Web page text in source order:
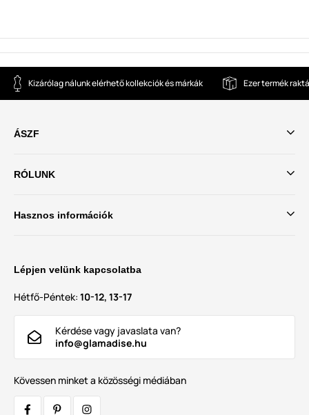
Kizárólag nálunk elérhető kollekciók és márkák Ezer termék
ÁSZF
RÓLUNK
Hasznos információk
Lépjen velünk kapcsolatba
Hétfő-Péntek: 10-12, 13-17
Kérdése vagy javaslata van?
info@glamadise.hu
Kövessen minket a közösségi médiában